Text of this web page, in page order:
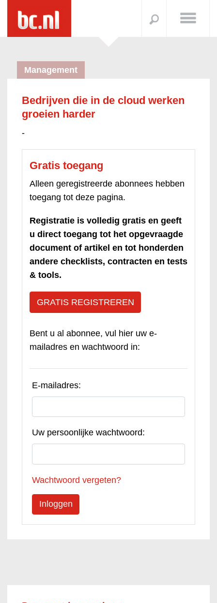
Management
Bedrijven die in de cloud werken
groeien harder
-
Gratis toegang
Alleen geregistreerde abonnees hebben
toegang tot deze pagina.
Registratie is volledig gratis en geeft
u direct toegang tot het opgevraagde
document of artikel en tot honderden
andere checklists, contracten en tests
& tools.
GRATIS REGISTREREN
Bent u al abonnee, vul hier uw e-
mailadres en wachtwoord in:
E-mailadres:
Uw persoonlijke wachtwoord:
Wachtwoord vergeten?